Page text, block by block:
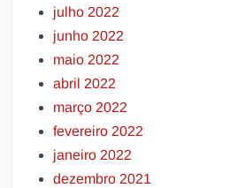
julho 2022
junho 2022
maio 2022
abril 2022
março 2022
fevereiro 2022
janeiro 2022
dezembro 2021